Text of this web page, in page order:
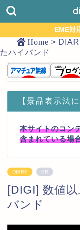
EME対
Home >
たハイバンド
【景品表示法
本サイトのコン
含まれている場
DIARY PR
[DIGI] 数値
バンド